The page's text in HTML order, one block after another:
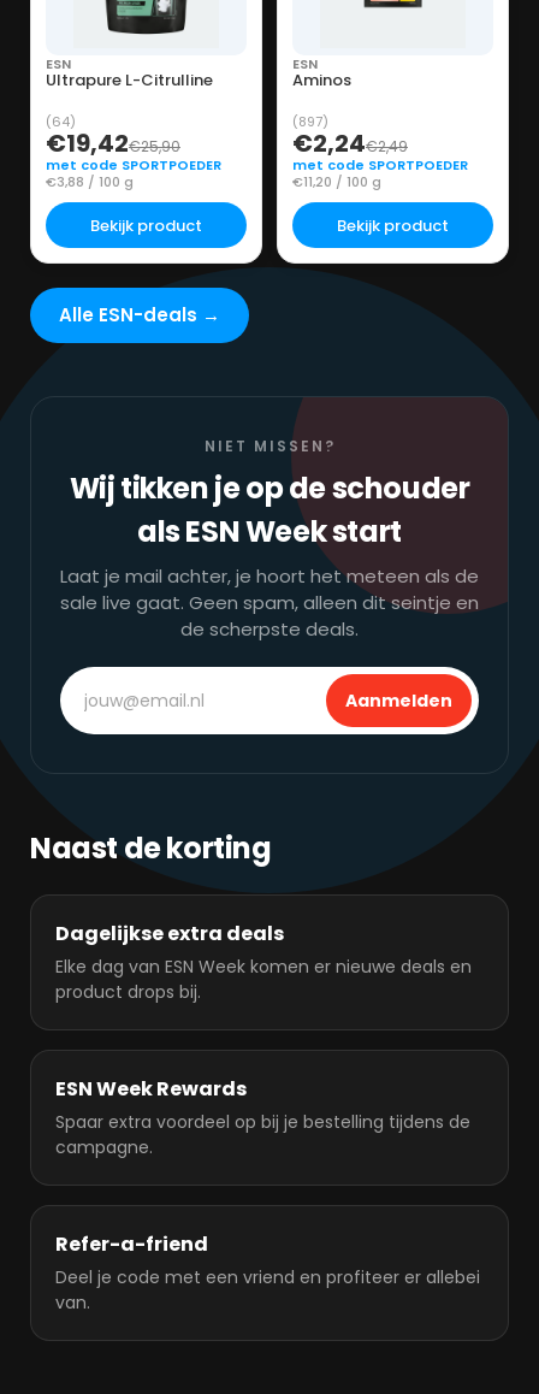
ESN
Ultrapure L-Citrulline
(64)
€19,42€25,90
met code SPORTPOEDER
€3,88 / 100 g
Bekijk product
ESN
Aminos
(897)
€2,24€2,49
met code SPORTPOEDER
€11,20 / 100 g
Bekijk product
Alle ESN-deals →
NIET MISSEN?
Wij tikken je op de schouder
als ESN Week start
Laat je mail achter, je hoort het meteen als de
sale live gaat. Geen spam, alleen dit seintje en
de scherpste deals.
Aanmelden
Naast de korting
Dagelijkse extra deals
Elke dag van ESN Week komen er nieuwe deals en
product drops bij.
ESN Week Rewards
Spaar extra voordeel op bij je bestelling tijdens de
campagne.
Refer-a-friend
Deel je code met een vriend en profiteer er allebei
van.